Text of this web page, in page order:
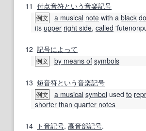
11 付点音符という音楽記号
例文 a musical note with a black
its upper right side, called
12 記号によって
例文 by means of symbols
13 短音符という音楽記号
例文 a musical symbol used to
shorter than quarter notes
14 ト音記号, 高音部記号.